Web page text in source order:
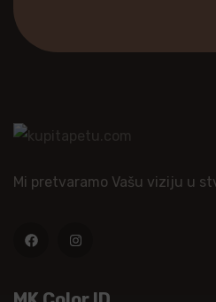
Mi pretvaramo Vašu viziju u